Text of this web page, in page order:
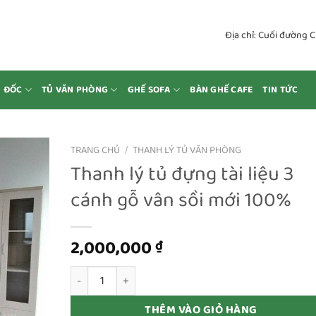
Địa chỉ: Cuối đường
ĐỐC TỦ VĂN PHÒNG GHẾ SOFA BÀN GHẾ CAFE TIN TỨC
TRANG CHỦ / THANH LÝ TỦ VĂN PHÒNG
Thanh lý tủ đựng tài liệu 3
cánh gỗ vân sồi mới 100%
2,000,000₫
Thanh lý tủ đựng tài liệu 3 cánh gỗ vân sồi mới
THÊM VÀO GIỎ HÀNG